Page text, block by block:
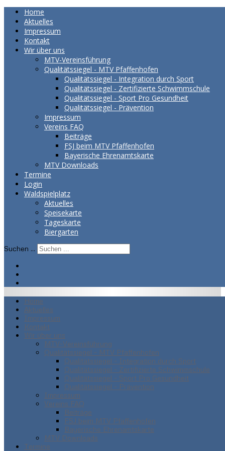
Home
Aktuelles
Impressum
Kontakt
Wir über uns
MTV-Vereinsführung
Qualitätssiegel - MTV Pfaffenhofen
Qualitätssiegel - Integration durch Sport
Qualitätssiegel - Zertifizierte Schwimmschule
Qualitätssiegel - Sport Pro Gesundheit
Qualitätssiegel - Prävention
Impressum
Vereins FAQ
Beiträge
FSJ beim MTV Pfaffenhofen
Bayerische Ehrenamtskarte
MTV Downloads
Termine
Login
Waldspielplatz
Aktuelles
Speisekarte
Tageskarte
Biergarten
Suchen ...
Home
Aktuelles
Impressum
Kontakt
Wir über uns
MTV-Vereinsführung
Qualitätssiegel - MTV Pfaffenhofen
Qualitätssiegel - Integration durch Sport
Qualitätssiegel - Zertifizierte Schwimmschule
Qualitätssiegel - Sport Pro Gesundheit
Qualitätssiegel - Prävention
Impressum
Vereins FAQ
Beiträge
FSJ beim MTV Pfaffenhofen
Bayerische Ehrenamtskarte
MTV Downloads
Termine